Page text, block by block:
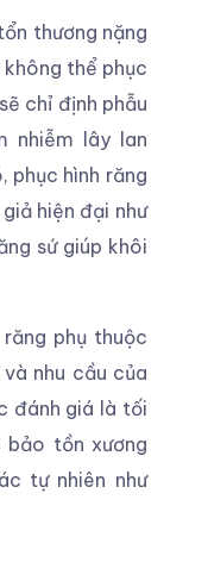
thương nặng
thể phục
chỉ định phẫu
nhiễm lây lan
phục hình răng
hiện đại như
sứ giúp khôi
phụ thuộc
nhu cầu của
đánh giá là tối
bảo tồn xương
tự nhiên như